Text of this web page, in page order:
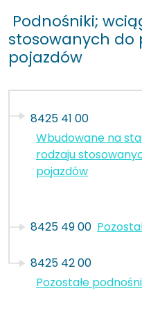
Podnośniki;
stosowanych do
pojazdów
8425 41 00
Wbudowane na
rodzaju
pojazdów
8425 49 00
8425 42 00
Pozostałe